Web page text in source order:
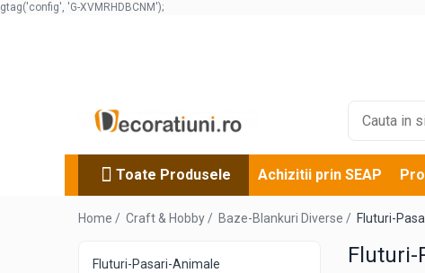
gtag('config', 'G-XVMRHDBCNM');
Decoratiuni nunta
Guestbook nunta
Cutii pentru stick usb nunta
Cutii verighete
Toate Produsele Achizitii prin SEAP
Home / Craft & Hobby / Baze-Blankuri Diverse / Fluturi-
Fluturi-
Fluturi-Pasari-Animale